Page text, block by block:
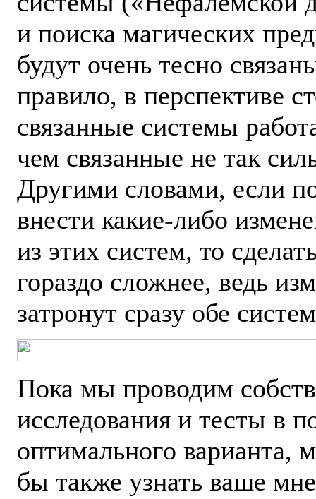
и поиска магических
будут очень тесно
правило, в перспективе
связанные системы
чем связанные не так
Другими словами, если
внести какие-либо
из этих систем, то
гораздо сложнее, ведь
затронут сразу обе
Пока мы проводим
исследования и тесты в
оптимального варианта,
бы также узнать ваше